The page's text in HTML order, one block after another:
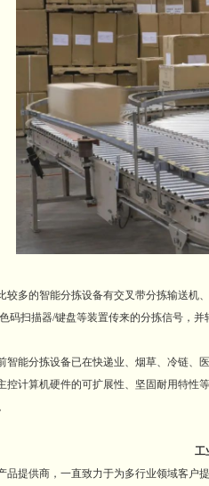
的智能分拣设备有交叉带分拣输送机
码扫描器/键盘等装置传来的分拣信号，
分拣设备已在快递业、烟草、冷链、
控计算机硬件的可扩展性、坚固耐用特
工
供商，一直致力于为多行业领域客户